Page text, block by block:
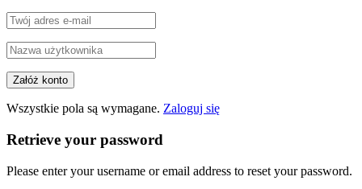
Wszystkie pola są wymagane. Zaloguj się
Retrieve your password
Please enter your username or email address to reset your password.